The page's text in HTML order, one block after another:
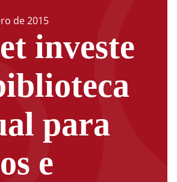
de2015
investe
para
e